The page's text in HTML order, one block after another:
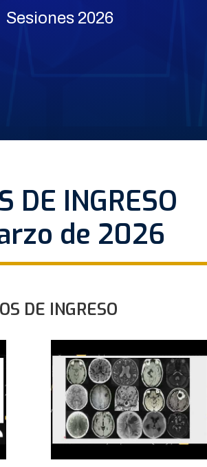
Sesiones 2026
DE INGRESO
de 2026
DE INGRESO